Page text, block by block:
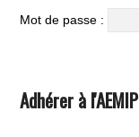
Mot de passe :
Adhérer à